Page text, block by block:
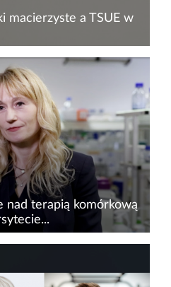
macierzyste a TSUE w
jedna z najbardziej
współczesnej medycyny.
stać się indukowane
(iPSc)
nad terapią komórkową
Gdańskiego w
terapii (SWIFT)”